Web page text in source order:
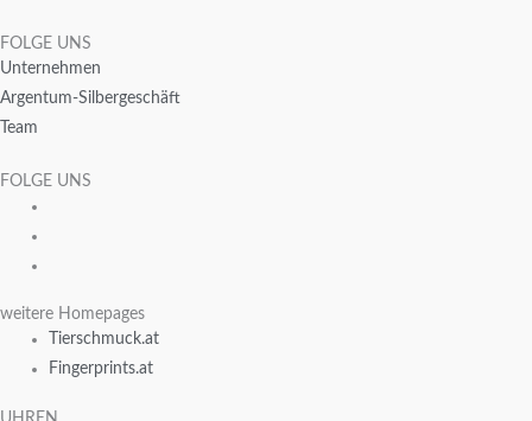
FOLGE UNS
Unternehmen
Argentum-Silbergeschäft
Team
FOLGE UNS
weitere Homepages
Tierschmuck.at
Fingerprints.at